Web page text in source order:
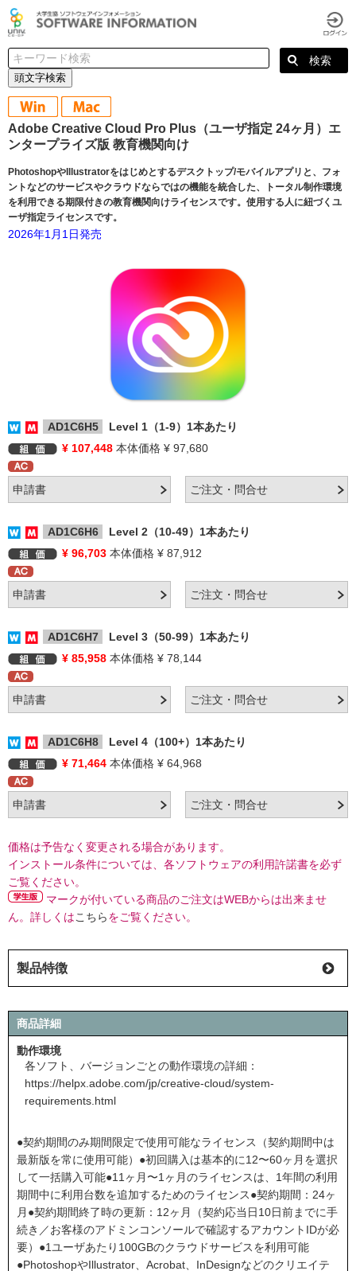
頭文字検索
Adobe Creative Cloud Pro Plus（ユーザ指定 24ヶ月）エ
ンタープライズ版 教育機関向け
PhotoshopやIllustratorをはじめとするデスクトップ/モバイルアプリと、フォ
ントなどのサービスやクラウドならではの機能を統合した、トータル制作環境
を利用できる期限付きの教育機関向けライセンスです。使用する人に紐づくユ
ーザ指定ライセンスです。
2026年1月1日発売
AD1C6H5
Level 1（1-9）1本あたり
¥ 107,448 本体価格 ¥ 97,680
AD1C6H6
Level 2（10-49）1本あたり
¥ 96,703 本体価格 ¥ 87,912
AD1C6H7
Level 3（50-99）1本あたり
¥ 85,958 本体価格 ¥ 78,144
AD1C6H8
Level 4（100+）1本あたり
¥ 71,464 本体価格 ¥ 64,968
価格は予告なく変更される場合があります。
インストール条件については、各ソフトウェアの利用許諾書を必ず
ご覧ください。
マークが付いている商品のご注文はWEBからは出来ませ
ん。詳しくはこちらをご覧ください。
製品特徴
商品詳細
動作環境
各ソフト、バージョンごとの動作環境の詳細：
https://helpx.adobe.com/jp/creative-cloud/system-
requirements.html
●契約期間のみ期間限定で使用可能なライセンス（契約期間中は
最新版を常に使用可能）●初回購入は基本的に12〜60ヶ月を選択
して一括購入可能●11ヶ月〜1ヶ月のライセンスは、1年間の利用
期間中に利用台数を追加するためのライセンス●契約期間：24ヶ
月●契約期間終了時の更新：12ヶ月（契約応当日10日前までに手
続き／お客様のアドミンコンソールで確認するアカウントIDが必
要）●1ユーザあたり100GBのクラウドサービスを利用可能
●PhotoshopやIllustrator、Acrobat、InDesignなどのクリエイテ